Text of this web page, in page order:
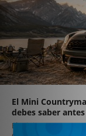
El Mini
debes saber
El Mini Countryman